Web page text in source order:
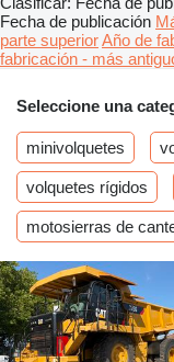
Fecha de publicación
parte superiorAño de
fabricación - más
Seleccione una
minivolquetes
volquetes rígidos
motosierras de